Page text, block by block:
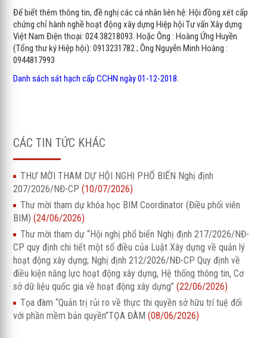
Để biết thêm thông tin, đề nghị các cá nhân liên hệ: Hội đồng xét cấp
chứng chỉ hành nghề hoạt động xây dựng Hiệp hội Tư vấn Xây dựng
Việt Nam Điện thoại: 024.38218093. Hoặc Ông : Hoàng Ứng Huyền
(Tổng thư ký Hiệp hội): 0913231782 ; Ông Nguyễn Minh Hoàng :
0944817993
Danh sách sát hạch cấp CCHN ngày 01-12-2018.
CÁC TIN TỨC KHÁC
THƯ MỜI THAM DỰ HỘI NGHỊ PHỔ BIẾN Nghị định
207/2026/NĐ-CP(10/07/2026)
Thư mời tham dự khóa học BIM Coordinator (Điều phối viên
BIM)(24/06/2026)
Thư mời tham dự “Hội nghị phổ biến Nghị định 217/2026/NĐ-
CP quy định chi tiết một số điều của Luật Xây dựng về quản lý
hoạt động xây dựng; Nghị định 212/2026/NĐ-CP Quy định về
điều kiện năng lực hoạt động xây dựng, Hệ thống thông tin, Cơ
sở dữ liệu quốc gia về hoạt động xây dựng”(22/06/2026)
Tọa đàm “Quản trị rủi ro về thực thi quyền sở hữu trí tuệ đối
với phần mềm bản quyền”TỌA ĐÀM(08/06/2026)